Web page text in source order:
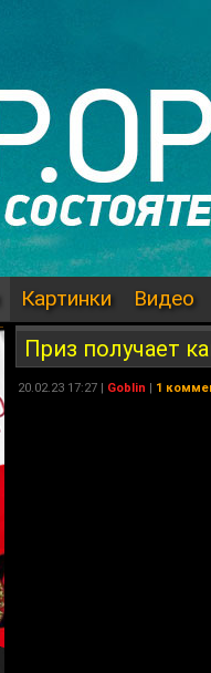
Картинки Видео
Приз получает
20.02.23 17:27 | Goblin | 1